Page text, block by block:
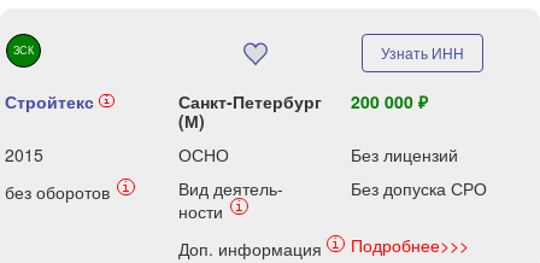
ЗСК Узнать ИНН
Стройтекс i
Санкт-Петербург
(М)
200 000 ₽
2015 ОСНО
Без лицензий
без оборотов
i
Вид деятель-
ности
i
Без допуска СРО
Доп. информация i Подробнее>>>